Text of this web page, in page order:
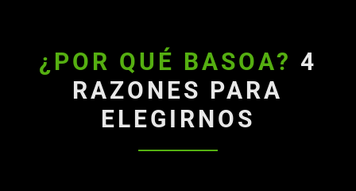
¿POR QUÉ BASOA? 4
RAZONES PARA
ELEGIRNOS